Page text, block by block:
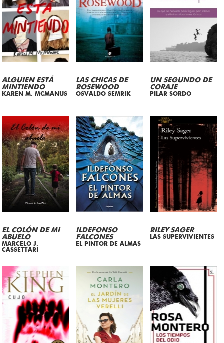
ALGUIEN ESTÁ
MINTIENDO
KAREN M. MCMANUS
LAS CHICAS DE
ROSEWOOD
OSVALDO SEMRIK
UN SEGUNDO DE
CORAJE
PILAR SORDO
EL COLÓN DE MI
ABUELO
MARCELO J.
CASSETTARI
ILDEFONSO
FALCONES
EL PINTOR DE ALMAS
RILEY SAGER
LAS SUPERVIVIENTES